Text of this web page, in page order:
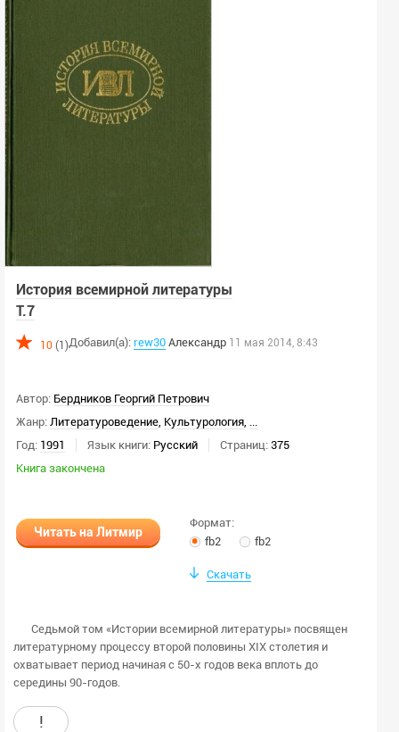
История всемирной литературы
Т.7
10 (1)Добавил(а): rew30 Александр 11 мая 2014, 8:43
Автор: Бердников Георгий Петрович
Жанр: Литературоведение Культурология
Год: 1991 Язык книги: Русский Страниц: 375
Книга закончена
Читать на Литмир
Формат:
fb2
fb2
Скачать
Седьмой том «Истории всемирной литературы» посвящен
литературному процессу второй половины XIX столетия и
охватывает период начиная с 50-х годов века вплоть до
середины 90-годов.
!